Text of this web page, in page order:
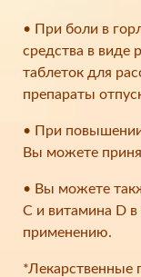
• При боли в
средства в виде
таблеток для
препараты
• При
Вы можете
• Вы можете
С и витамина D в
применению.
*Лекарственные